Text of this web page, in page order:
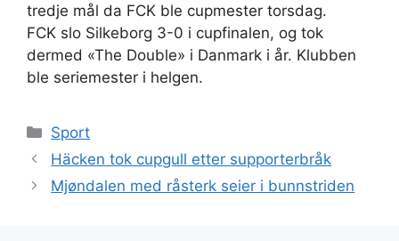
tredje mål da FCK ble cupmester torsdag.
FCK slo Silkeborg 3-0 i cupfinalen, og tok
dermed «The Double» i Danmark i år. Klubben
ble seriemester i helgen.
Kategorier
Sport
Häcken tok cupgull etter supporterbråk
Mjøndalen med råsterk seier i bunnstriden